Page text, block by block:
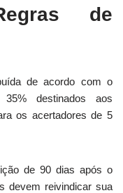
de
de acordo com o
35% destinados aos
os acertadores de 5
de 90 dias após o
devem reivindicar sua